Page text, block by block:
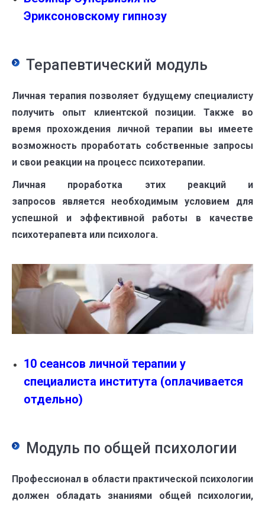
Эриксоновскому гипнозу
Терапевтический модуль
Личная терапия позволяет будущему специалисту
получить опыт клиентской позиции. Также во
время прохождения личной терапии вы имеете
возможность проработать собственные запросы
и свои реакции на процесс психотерапии.
Личная проработка этих реакций и
запросов является необходимым условием для
успешной и эффективной работы в качестве
психотерапевта или психолога.
10 сеансов личной терапии у
специалиста института (оплачивается
отдельно)
Модуль по общей психологии
Профессионал в области практической психологии
должен обладать знаниями общей психологии,